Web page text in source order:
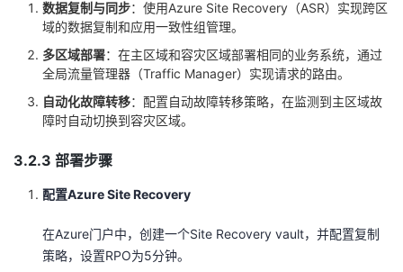
数据复制与同步：使用Azure Site Recovery（ASR）实现跨区
域的数据复制和应用一致性组管理。
多区域部署：在主区域和容灾区域部署相同的业务系统，通过
全局流量管理器（Traffic Manager）实现请求的路由。
自动化故障转移：配置自动故障转移策略，在监测到主区域故
障时自动切换到容灾区域。
3.2.3 部署步骤
配置Azure Site Recovery
在Azure门户中，创建一个Site Recovery vault，并配置复制
策略，设置RPO为5分钟。